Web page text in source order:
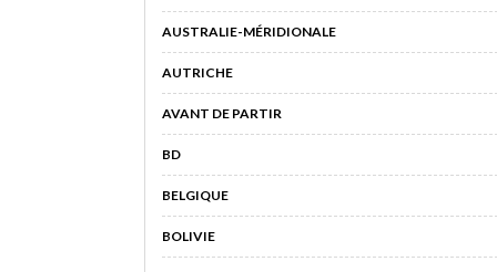
AUSTRALIE-MÉRIDIONALE
AUTRICHE
AVANT DE PARTIR
BD
BELGIQUE
BOLIVIE